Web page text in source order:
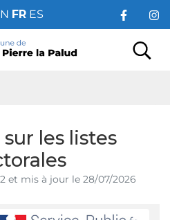
FR ES
Saint Pierre la Palud
sur les listes
et mis à jour le 28/07/2026